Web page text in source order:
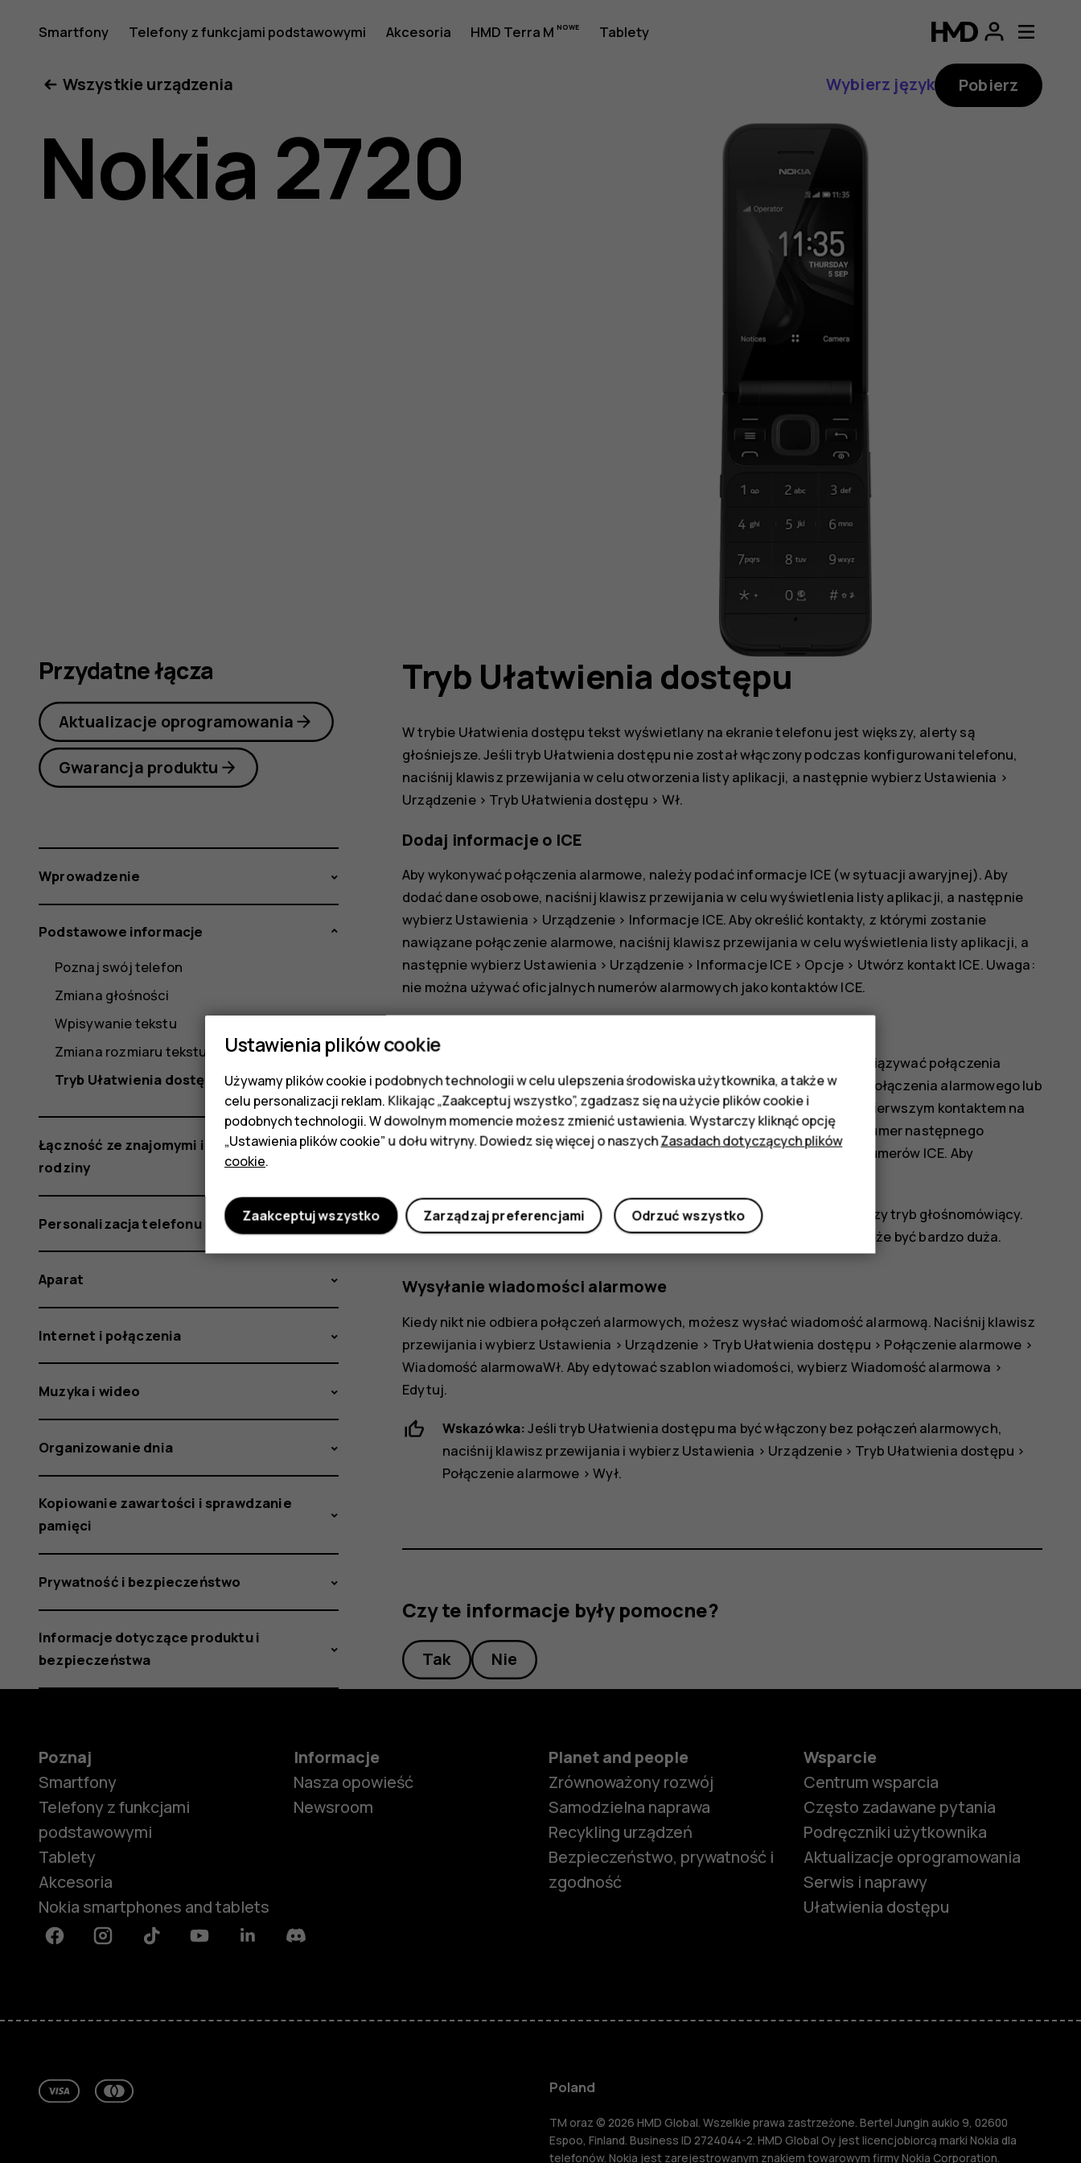
Nokia
2720
—
Smartfony Telefony z funkcjami podstawowymi Akcesoria HMD Terra M Tablety
podstawowymi
Akcesoria
HMD Terra M
Informacje
Wszystkie urządzenia Wybierz język Pobierz
Nokia 2720
Tryb Ułatwienia dostępu
W trybie Ułatwienia dostępu tekst wyświetlany na ekranie telefonu jest większy, alerty są
głośniejsze. Jeśli tryb Ułatwienia dostępu nie został włączony podczas konfigurowani telefonu,
naciśnij klawisz przewijania w celu otworzenia listy aplikacji, a następnie wybierz Ustawienia >
Urządzenie> Tryb Ułatwienia dostępu > Wł.
Dodaj informacje o ICE
Aby wykonywać połączenia alarmowe, należy podać informacje ICE (w sytuacji awaryjnej). Aby
dodać dane osobowe, naciśnij klawisz przewijania w celu wyświetlenia listy aplikacji, a następnie
wybierz Ustawienia > Urządzenie > Informacje ICE. Aby określić kontakty, z którymi zostanie
nawiązane połączenie alarmowe, naciśnij klawisz przewijania w celu wyświetlenia listy aplikacji, a
następnie wybierz Ustawienia > Urządzenie> Informacje ICE> Opcje > Utwórz kontakt ICE. Uwaga:
nie można używać oficjalnych numerów alarmowych jako kontaktów ICE.
Po włączeniu trybu Ułatwienia dostępu i dodania kontaktu ICE można nawiązywać połączenia
alarmowe. Aby nawiązać połączenie, szybko naciśnij dwukrotnie klawisz połączenia alarmowego lub
naciśnij go i przytrzymaj przez 3 sekundy. Telefon nawiąże połączenie z pierwszym kontaktem na
liście ICE. Jeśli kontakt nie odpowie w ciągu 25 sekund, telefon wybierze numer następnego
kontaktu. Urządzenie 10 razy spróbuje nawiązać połączenie z każdym z numerów ICE. Aby
Uwaga: Gdy połączenie alarmowe zostanie odebrane, telefon włączy tryb głośnomówiący.
Nie trzymaj telefonu blisko ucha, ponieważ głośność połączenia może być bardzo duża.
Wysyłanie wiadomości alarmowe
Kiedy nikt nie odbiera połączeń alarmowych, możesz wysłać wiadomość alarmową. Naciśnij klawisz
przewijania i wybierz Ustawienia > Urządzenie > Tryb Ułatwienia dostępu > Połączenie alarmowe >
Wiadomość alarmowaWł. Aby edytować szablon wiadomości, wybierz Wiadomość alarmowa >
Edytuj.
Wskazówka:Jeśli tryb Ułatwienia dostępu ma być włączony bez połączeń alarmowych,
naciśnij klawisz przewijania i wybierz Ustawienia > Urządzenie> Tryb Ułatwienia dostępu >
Połączenie alarmowe >Wył.
Czy te informacje były pomocne?
Tak Nie
Przydatne łącza
Aktualizacje oprogramowania
Gwarancja produktu
Wprowadzenie
Podstawowe informacje
Poznaj swój telefon
Zmiana głośności
Wpisywanie tekstu
Zmiana rozmiaru tekstu
Tryb Ułatwienia dostępu
Łączność ze znajomymi i członkami
rodziny
Personalizacja telefonu
Aparat
Internet i połączenia
Muzyka i wideo
Organizowanie dnia
Kopiowanie zawartości i sprawdzanie
pamięci
Prywatność i bezpieczeństwo
Informacje dotyczące produktu i
bezpieczeństwa
Poznaj
Smartfony
Telefony z funkcjami
podstawowymi
Tablety
Akcesoria
Nokia smartphones and tablets
Informacje
Nasza opowieść
Newsroom
Planet and people
Zrównoważony rozwój
Samodzielna naprawa
Recykling urządzeń
Bezpieczeństwo, prywatność i
zgodność
Wsparcie
Centrum wsparcia
Często zadawane pytania
Podręczniki użytkownika
Aktualizacje oprogramowania
Serwis i naprawy
Ułatwienia dostępu
FacebookInstagramTiktok YoutubeLinkedinDiscord
Poland
TM oraz © 2026 HMD Global. Wszelkie prawa zastrzeżone. Bertel Jungin aukio 9, 02600
Espoo, Finland. Business ID 2724044-2. HMD Global Oy jest licencjobiorcą marki Nokia dla
telefonów. Nokia jest zarejestrowanym znakiem towarowym firmy Nokia Corporation.
Ustawienia plików cookie
Używamy plików cookie i podobnych technologii w celu ulepszenia środowiska użytkownika, a także w
celu personalizacji reklam. Klikając „Zaakceptuj wszystko”, zgadzasz się na użycie plików cookie i
podobnych technologii. W dowolnym momencie możesz zmienić ustawienia. Wystarczy kliknąć opcję
„Ustawienia plików cookie” u dołu witryny. Dowiedz się więcej o naszychZasadach dotyczących plików
cookie.
Odrzuć wszystko
Zarządzaj preferencjami
Zaakceptuj wszystko